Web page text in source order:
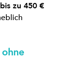
bis zu 450 €